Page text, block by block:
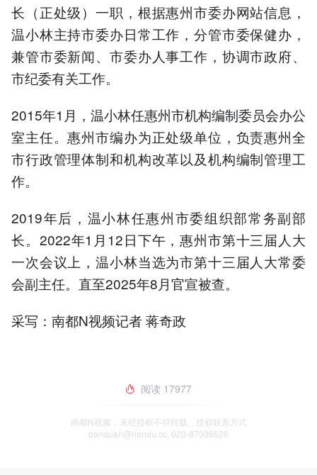
长（正处级）一职，根据惠州市委办网站信息，
温小林主持市委办日常工作，分管市委保健办，
兼管市委新闻、市委办人事工作，协调市政府、
市纪委有关工作。
2015年1月，温小林任惠州市机构编制委员会办公
室主任。惠州市编办为正处级单位，负责惠州全
市行政管理体制和机构改革以及机构编制管理工
作。
2019年后，温小林任惠州市委组织部常务副部
长。2022年1月12日下午，惠州市第十三届人大
一次会议上，温小林当选为市第十三届人大常委
会副主任。直至2025年8月官宣被查。
采写：南都N视频记者 蒋奇政
阅读 17977
南都N视频，未经授权不得转载、授权联系方式
banquan@nandu.cc. 020-87006626